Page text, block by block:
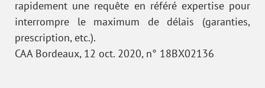
rapidement une requête en référé expertise pour
interrompre le maximum de délais (garanties,
prescription, etc.).
CAA Bordeaux, 12 oct. 2020, n° 18BX02136